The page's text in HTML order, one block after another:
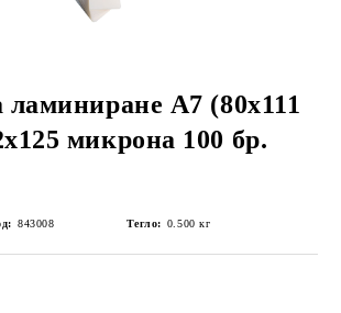
ламиниране A7 (80x111
микрона 100 бр.
843008 Тегло: 0.500 кг